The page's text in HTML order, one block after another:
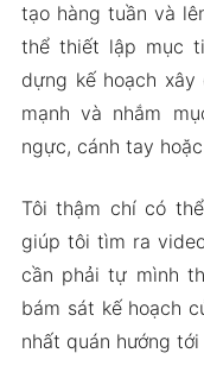
tạo hàng tuần và
thể thiết lập mục
dựng kế hoạch
mạnh và nhắm
ngực, cánh tay
Tôi thậm chí có
giúp tôi tìm ra
cần phải tự mình
bám sát kế hoạch
nhất quán hướng